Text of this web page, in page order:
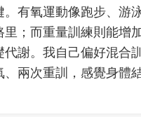
。有氧運動像跑步、游
里；而重量訓練則能增
謝。我自己偏好混合
兩次重訓，感覺身體